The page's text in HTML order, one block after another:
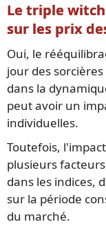
Le triple
sur les prix
Oui, le
jour des
dans la
peut avoir un
individuelles.
Toutefois,
plusieurs
dans les indices,
sur la période
du marché.